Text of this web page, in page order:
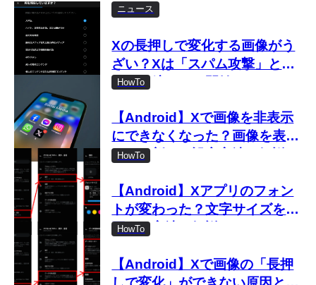
ニュース
Xの長押しで変化する画像がう
ざい？Xは「スパム攻撃」とし
て取り締まりを開始
HowTo
【Android】Xで画像を非表示
にできなくなった？画像を表示
しない新しい設定方法を解説
HowTo
【Android】Xアプリのフォン
トが変わった？文字サイズを変
更する方法を解説
HowTo
【Android】Xで画像の「長押